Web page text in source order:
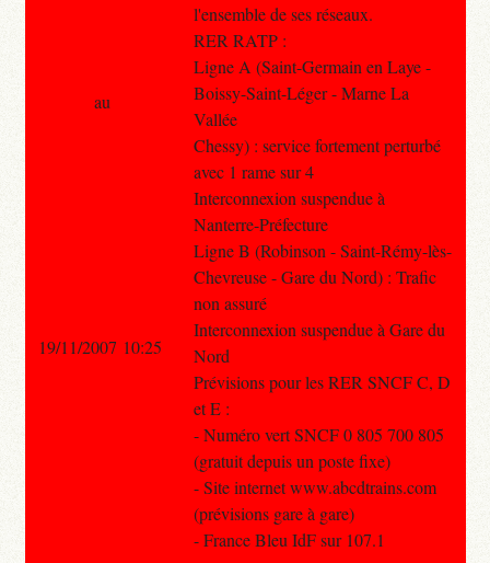
l'ensemble de ses réseaux.
RER RATP :
Ligne A (Saint-Germain en Laye -
Boissy-Saint-Léger - Marne La
Vallée
Chessy) : service fortement perturbé
avec 1 rame sur 4
Interconnexion suspendue à
Nanterre-Préfecture
Ligne B (Robinson - Saint-Rémy-lès-
Chevreuse - Gare du Nord) : Trafic
non assuré
Interconnexion suspendue à Gare du
Nord
Prévisions pour les RER SNCF C, D
et E :
- Numéro vert SNCF 0 805 700 805
(gratuit depuis un poste fixe)
- Site internet www.abcdtrains.com
(prévisions gare à gare)
- France Bleu IdF sur 107.1
au
19/11/2007 10:25